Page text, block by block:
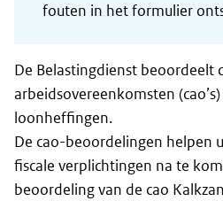
fouten in het formulier
De Belastingdienst beoordeelt
arbeidsovereenkomsten
loonheffingen.
De cao-beoordelingen helpen
fiscale verplichtingen na te
beoordeling van de cao